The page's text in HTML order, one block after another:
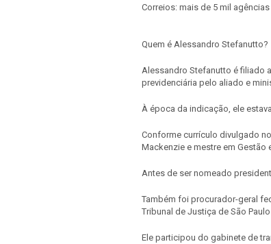
Correios: mais de 5 mil
Quem é Alessandro Stefanutto?
Alessandro Stefanutto é filiado
previdenciária pelo aliado e
À época da indicação, ele
Conforme currículo divulgado
Mackenzie e mestre em Gestão
Antes de ser nomeado
Também foi procurador-geral
Tribunal de Justiça de São
Ele participou do gabinete de